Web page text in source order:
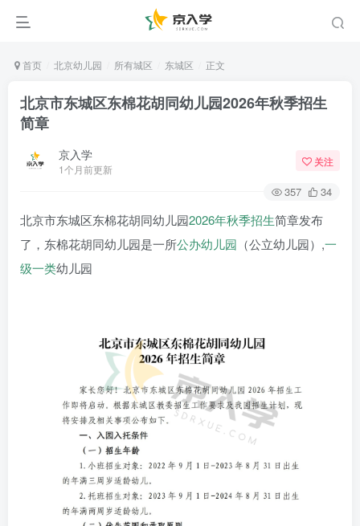
首页 北京幼儿园 所有城区 东城区 正文
北京市东城区东棉花胡同幼儿园2026年秋季招生
简章
京入学
1个月前更新
关注
357 34
北京市东城区东棉花胡同幼儿园2026年秋季招生简章发布
了，东棉花胡同幼儿园是一所公办幼儿园 （公立幼儿园）,一
级一类幼儿园